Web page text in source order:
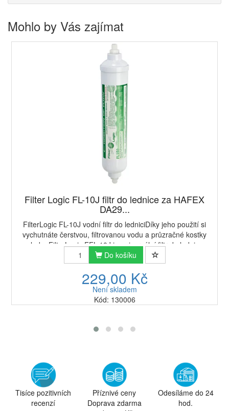
Mohlo by Vás zajímat
Filter Logic FL-10J filtr do lednice za HAFEX
DA29...
FilterLogic FL-10J vodní filtr do ledniciDíky jeho použití si
vychutnáte čerstvou, filtrovanou vodu a průzračné kostky
ledu. FilterLogic FFL-10J je univerzální filtr do lednic
Samsung, Daewoo, LG, Bos...
Do košíku
229,00 Kč
Není skladem
Kód: 130006
Tisíce pozitivních
recenzí
Příznivé ceny
Doprava zdarma
Odesíláme do 24
hod.